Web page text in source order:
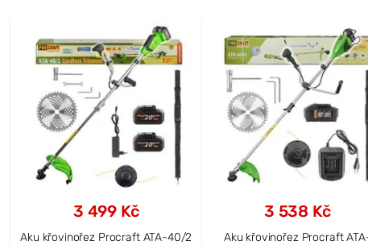
3 499 Kč
Aku křovinořez Procraft ATA-40/2
3 538 Kč
Aku křovinořez Procraft